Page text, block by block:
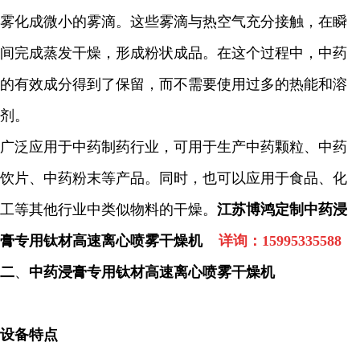
雾化成微小的雾滴。这些雾滴与热空气充分接触，在瞬
间完成蒸发干燥，形成粉状成品。在这个过程中，中药
的有效成分得到了保留，而不需要使用过多的热能和溶
剂。
广泛应用于中药制药行业，可用于生产中药颗粒、中药
饮片、中药粉末等产品。同时，也可以应用于食品、化
工等其他行业中类似物料的干燥。 江苏博鸿定制中药浸
膏专用钛材高速离心喷雾干燥机
详询： 15995335588
二、 中药浸膏专用钛材高速离心喷雾干燥机
设备特点